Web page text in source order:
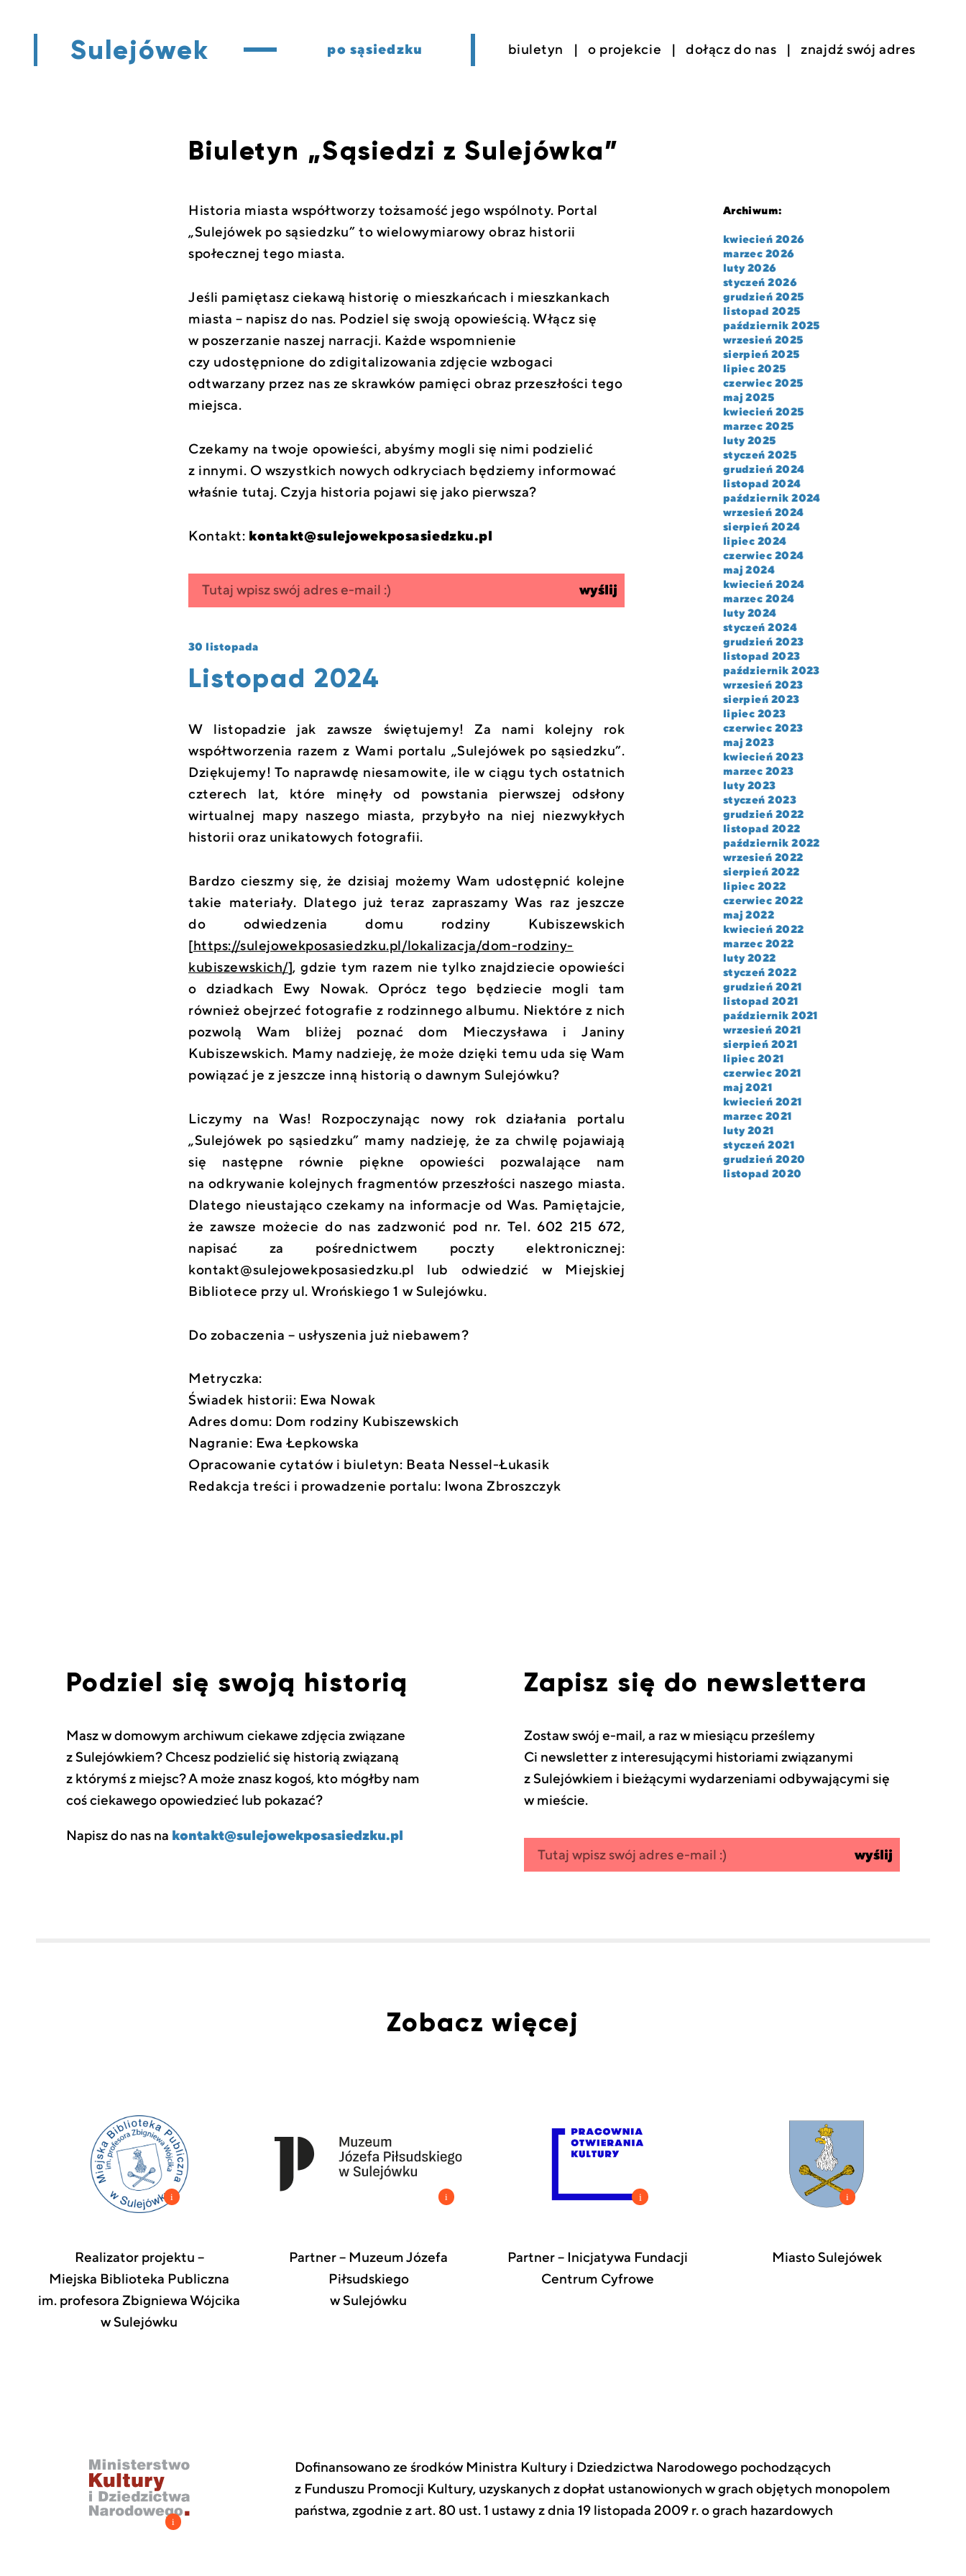
Sulejówek po sąsiedzku biuletyn o projekcie dołącz do nas znajdź swój adres
Biuletyn „Sąsiedzi z Sulejówka”
Historia miasta współtworzy tożsamość jego wspólnoty. Portal
„Sulejówek po sąsiedzku” to wielowymiarowy obraz historii
społecznej tego miasta.
Jeśli pamiętasz ciekawą historię o mieszkańcach i mieszkankach
miasta – napisz do nas. Podziel się swoją opowieścią. Włącz się
w poszerzanie naszej narracji. Każde wspomnienie
czy udostępnione do zdigitalizowania zdjęcie wzbogaci
odtwarzany przez nas ze skrawków pamięci obraz przeszłości tego
miejsca.
Czekamy na twoje opowieści, abyśmy mogli się nimi podzielić
z innymi. O wszystkich nowych odkryciach będziemy informować
właśnie tutaj. Czyja historia pojawi się jako pierwsza?
Kontakt: kontakt@sulejowekposasiedzku.pl
Zapisz się
do
wpisz
swój
wyślij
30 listopada
Listopad 2024
W listopadzie jak zawsze świętujemy! Za nami kolejny rok
współtworzenia razem z Wami portalu „Sulejówek po sąsiedzku”.
Dziękujemy! To naprawdę niesamowite, ile w ciągu tych ostatnich
czterech lat, które minęły od powstania pierwszej odsłony
wirtualnej mapy naszego miasta, przybyło na niej niezwykłych
historii oraz unikatowych fotografii.
Bardzo cieszmy się, że dzisiaj możemy Wam udostępnić kolejne
takie materiały. Dlatego już teraz zapraszamy Was raz jeszcze
do odwiedzenia domu rodziny Kubiszewskich
[https://sulejowekposasiedzku.pl/lokalizacja/dom-rodziny-
kubiszewskich/], gdzie tym razem nie tylko znajdziecie opowieści
o dziadkach Ewy Nowak. Oprócz tego będziecie mogli tam
również obejrzeć fotografie z rodzinnego albumu. Niektóre z nich
pozwolą Wam bliżej poznać dom Mieczysława i Janiny
Kubiszewskich. Mamy nadzieję, że może dzięki temu uda się Wam
powiązać je z jeszcze inną historią o dawnym Sulejówku?
Liczymy na Was! Rozpoczynając nowy rok działania portalu
„Sulejówek po sąsiedzku” mamy nadzieję, że za chwilę pojawiają
się następne równie piękne opowieści pozwalające nam
na odkrywanie kolejnych fragmentów przeszłości naszego miasta.
Dlatego nieustająco czekamy na informacje od Was. Pamiętajcie,
że zawsze możecie do nas zadzwonić pod nr. Tel. 602 215 672,
napisać za pośrednictwem poczty elektronicznej:
kontakt@sulejowekposasiedzku.pl lub odwiedzić w Miejskiej
Bibliotece przy ul. Wrońskiego 1 w Sulejówku.
Do zobaczenia – usłyszenia już niebawem?
Metryczka:
Świadek historii: Ewa Nowak
Adres domu: Dom rodziny Kubiszewskich
Nagranie: Ewa Łepkowska
Opracowanie cytatów i biuletyn: Beata Nessel-Łukasik
Redakcja treści i prowadzenie portalu: Iwona Zbroszczyk
Archiwum:
kwiecień 2026
marzec 2026
luty 2026
styczeń 2026
grudzień 2025
listopad 2025
październik 2025
wrzesień 2025
sierpień 2025
lipiec 2025
czerwiec 2025
maj 2025
kwiecień 2025
marzec 2025
luty 2025
styczeń 2025
grudzień 2024
listopad 2024
październik 2024
wrzesień 2024
sierpień 2024
lipiec 2024
czerwiec 2024
maj 2024
kwiecień 2024
marzec 2024
luty 2024
styczeń 2024
grudzień 2023
listopad 2023
październik 2023
wrzesień 2023
sierpień 2023
lipiec 2023
czerwiec 2023
maj 2023
kwiecień 2023
marzec 2023
luty 2023
styczeń 2023
grudzień 2022
listopad 2022
październik 2022
wrzesień 2022
sierpień 2022
lipiec 2022
czerwiec 2022
maj 2022
kwiecień 2022
marzec 2022
luty 2022
styczeń 2022
grudzień 2021
listopad 2021
październik 2021
wrzesień 2021
sierpień 2021
lipiec 2021
czerwiec 2021
maj 2021
kwiecień 2021
marzec 2021
luty 2021
styczeń 2021
grudzień 2020
listopad 2020
Podziel się swoją historią
Masz w domowym archiwum ciekawe zdjęcia związane
z Sulejówkiem? Chcesz podzielić się historią związaną
z którymś z miejsc? A może znasz kogoś, kto mógłby nam
coś ciekawego opowiedzieć lub pokazać?
Napisz do nas na kontakt@sulejowekposasiedzku.pl
Zapisz się do newslettera
Zostaw swój e-mail, a raz w miesiącu prześlemy
Ci newsletter z interesującymi historiami związanymi
z Sulejówkiem i bieżącymi wydarzeniami odbywającymi się
w mieście.
Zapisz się
do
wpisz
swój
wyślij
Zobacz więcej
Realizator projektu –
Miejska Biblioteka Publiczna
im. profesora Zbigniewa Wójcika
w Sulejówku
Partner – Muzeum Józefa
Piłsudskiego
w Sulejówku
Partner – Inicjatywa Fundacji
Centrum Cyfrowe
Miasto Sulejówek
Dofinansowano ze środków Ministra Kultury i Dziedzictwa Narodowego pochodzących
z Funduszu Promocji Kultury, uzyskanych z dopłat ustanowionych w grach objętych monopolem
państwa, zgodnie z art. 80 ust. 1 ustawy z dnia 19 listopada 2009 r. o grach hazardowych